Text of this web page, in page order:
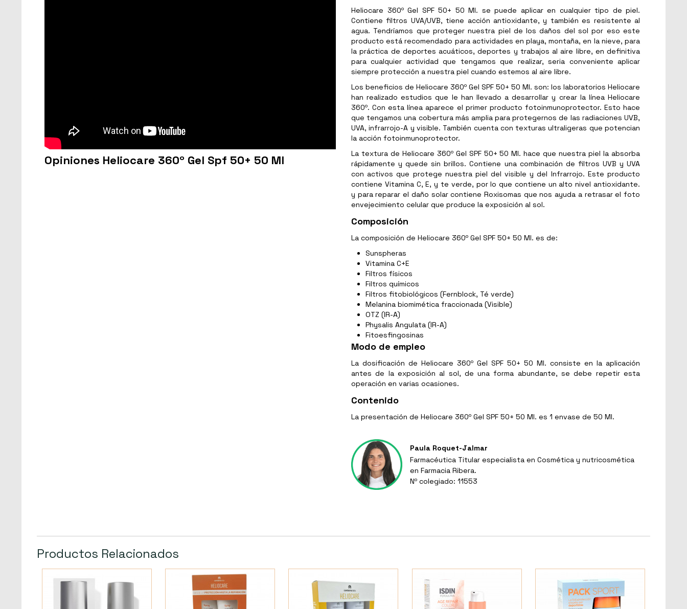
Heliocare 360º Gel SPF 50+ 50 Ml. se puede aplicar en cualquier tipo de piel.
Contiene filtros UVA/UVB, tiene acción antioxidante, y también es resistente al
agua. Tendríamos que proteger nuestra piel de los daños del sol por eso este
producto está recomendado para actividades en playa, montaña, en la nieve, para
la práctica de deportes acuáticos, deportes y trabajos al aire libre, en definitiva
para cualquier actividad que tengamos que realizar, seria conveniente aplicar
siempre protección a nuestra piel cuando estemos al aire libre.
Los beneficios de Heliocare 360º Gel SPF 50+ 50 Ml. son: los laboratorios Heliocare
han realizado estudios que le han llevado a desarrollar y crear la línea Heliocare
360º. Con esta línea aparece el primer producto fotoinmunoprotector. Esto hace
que tengamos una cobertura más amplia para protegernos de las radiaciones UVB,
UVA, infrarrojo-A y visible. También cuenta con texturas ultraligeras que potencian
la acción fotoinmunoprotector.
La textura de Heliocare 360º Gel SPF 50+ 50 Ml. hace que nuestra piel la absorba
rápidamente y quede sin brillos. Contiene una combinación de filtros UVB y UVA
con activos que protege nuestra piel del visible y del Infrarrojo. Este producto
contiene Vitamina C, E, y te verde, por lo que contiene un alto nivel antioxidante.
y para reparar el daño solar contiene Roxisomas que nos ayuda a retrasar el foto
envejecimiento celular que produce la exposición al sol.
Composición
La composición de Heliocare 360º Gel SPF 50+ 50 Ml. es de:
Sunspheras
Vitamina C+E
Filtros físicos
Filtros químicos
Filtros fitobiológicos (Fernblock, Té verde)
Melanina biomimética fraccionada (Visible)
OTZ (IR-A)
Physalis Angulata (IR-A)
Fitoesfingosinas
Modo de empleo
La dosificación de Heliocare 360º Gel SPF 50+ 50 Ml. consiste en la aplicación
antes de la exposición al sol, de una forma abundante, se debe repetir esta
operación en varias ocasiones.
Contenido
La presentación de Heliocare 360º Gel SPF 50+ 50 Ml. es 1 envase de 50 Ml.
Paula Roquet-Jalmar
Farmacéutica Titular especialista en Cosmética y nutricosmética
en Farmacia Ribera.
Nº colegiado: 11553
Opiniones Heliocare 360º Gel Spf 50+ 50 Ml
Productos Relacionados